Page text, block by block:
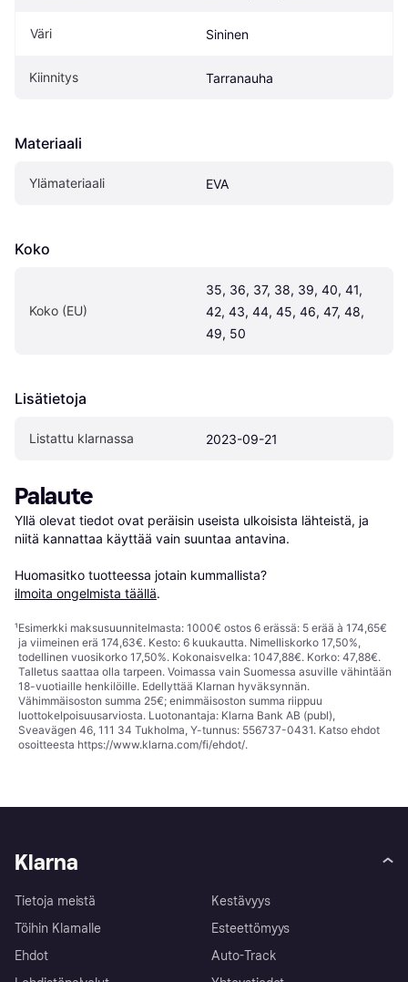
Väri Sininen
Kiinnitys Tarranauha
Materiaali
Ylämateriaali EVA
Koko
Koko (EU)
35, 36, 37, 38, 39, 40, 41,
42, 43, 44, 45, 46, 47, 48,
49, 50
Lisätietoja
Listattu klarnassa 2023-09-21
Palaute
Yllä olevat tiedot ovat peräisin useista ulkoisista lähteistä, ja
niitä kannattaa käyttää vain suuntaa antavina.
Huomasitko tuotteessa jotain kummallista?
ilmoita ongelmista täällä.
¹Esimerkki maksusuunnitelmasta: 1000€ ostos 6 erässä: 5 erää à 174,65€
ja viimeinen erä 174,63€. Kesto: 6 kuukautta. Nimelliskorko 17,50%,
todellinen vuosikorko 17,50%. Kokonaisvelka: 1047,88€. Korko: 47,88€.
Talletus saattaa olla tarpeen. Voimassa vain Suomessa asuville vähintään
18-vuotiaille henkilöille. Edellyttää Klarnan hyväksynnän.
Vähimmäisoston summa 25€; enimmäisoston summa riippuu
luottokelpoisuusarviosta. Luotonantaja: Klarna Bank AB (publ),
Sveavägen 46, 111 34 Tukholma, Y-tunnus: 556737-0431. Katso ehdot
osoitteesta https://www.klarna.com/fi/ehdot/.
Klarna
Tietoja meistä
Töihin Klarnalle
Ehdot
Kestävyys
Esteettömyys
Auto-Track